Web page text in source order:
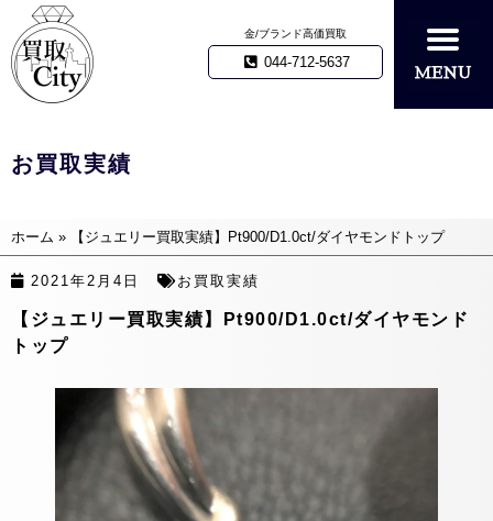
金/ブランド高価買取
044-712-5637
お買取実績
ホーム » 【ジュエリー買取実績】Pt900/D1.0ct/ダイヤモンドトップ
2021年2月4日 お買取実績
【ジュエリー買取実績】Pt900/D1.0ct/ダイヤモンド
トップ